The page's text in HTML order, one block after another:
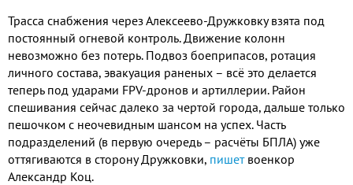
Трасса снабжения через Алексеево-Дружковку взята под
постоянный огневой контроль. Движение колонн
невозможно без потерь. Подвоз боеприпасов, ротация
личного состава, эвакуация раненых – всё это делается
теперь под ударами FPV-дронов и артиллерии. Район
спешивания сейчас далеко за чертой города, дальше только
пешочком с неочевидным шансом на успех. Часть
подразделений (в первую очередь – расчёты БПЛА) уже
оттягиваются в сторону Дружковки, пишет военкор
Александр Коц.